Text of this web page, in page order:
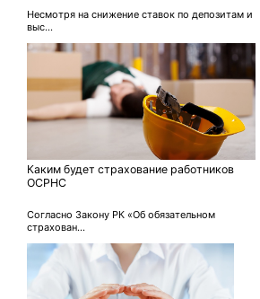
Несмотря на снижение ставок по депозитам и
выс...
Каким будет страхование работников
ОСРНС
Согласно Закону РК «Об обязательном
страхован...